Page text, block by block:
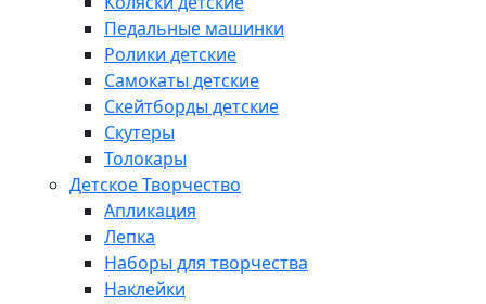
Педальные машинки
Ролики детские
Самокаты детские
Скейтборды детские
Скутеры
Толокары
Детское Творчество
Апликация
Лепка
Наборы для творчества
Наклейки